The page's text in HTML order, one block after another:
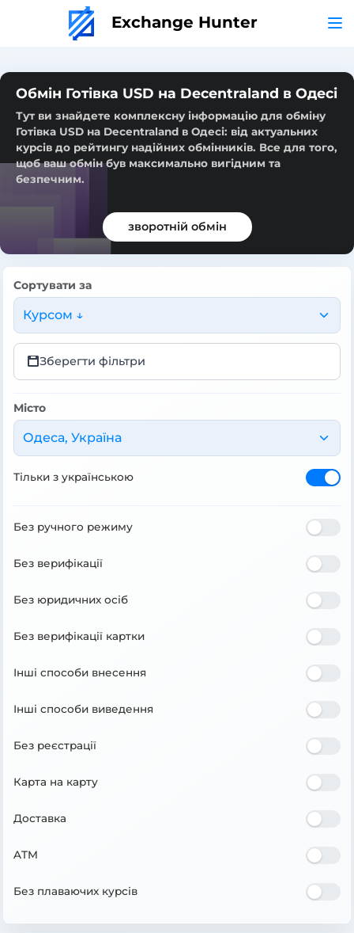
Exchange Hunter
Обмін Готівка USD на Decentraland в Одесі
Тут ви знайдете комплексну інформацію для обміну
Готівка USD на Decentraland в Одесі: від актуальних
курсів до рейтингу надійних обмінників. Все для того,
щоб ваш обмін був максимально вигідним та
безпечним.
зворотній обмін
Сортувати за
Курсом ↓
Зберегти фільтри
Місто
Одеса, Україна
Тільки з українською
Без ручного режиму
Без верифікації
Без юридичних осіб
Без верифікації картки
Інші способи внесення
Інші способи виведення
Без реєстрації
Карта на карту
Доставка
ATM
Без плаваючих курсів